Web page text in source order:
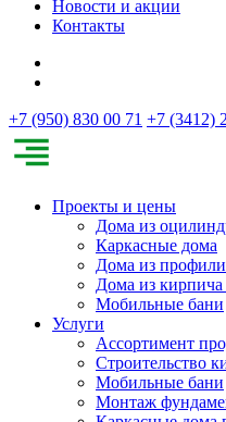
Новости и акции
Контакты
+7 (950) 830 00 71 +7 (3412)
Проекты и цены
Дома из
Каркасные дома
Дома из
Дома из кирпича
Мобильные бани
Услуги
Ассортимент
Строительство
Мобильные бани
Монтаж